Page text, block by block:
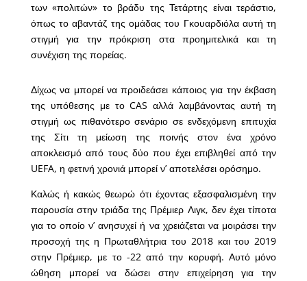
των «πολιτών» το βράδυ της Τετάρτης είναι τεράστιο,
όπως το αβαντάζ της ομάδας του Γκουαρδιόλα αυτή τη
στιγμή για την πρόκριση στα προημιτελικά και τη
συνέχιση της πορείας.
Δίχως να μπορεί να προιδεάσει κάποιος για την έκβαση
της υπόθεσης με το CAS αλλά λαμβάνοντας αυτή τη
στιγμή ως πιθανότερο σενάριο σε ενδεχόμενη επιτυχία
της Σίτι τη μείωση της ποινής στον ένα χρόνο
αποκλεισμό από τους δύο που έχει επιβληθεί από την
UEFA, η φετινή χρονιά μπορεί ν’ αποτελέσει ορόσημο.
Καλώς ή κακώς θεωρώ ότι έχοντας εξασφαλισμένη την
παρουσία στην τριάδα της Πρέμιερ Λιγκ, δεν έχει τίποτα
για το οποίο ν’ ανησυχεί ή να χρειάζεται να μοιράσει την
προσοχή της η Πρωταθλήτρια του 2018 και του 2019
στην Πρέμιερ, με το -22 από την κορυφή. Αυτό μόνο
ώθηση μπορεί να δώσει στην επιχείρηση για την